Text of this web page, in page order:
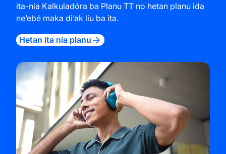
ita-nia Kalkuladóra ba Planu TT no hetan planu ida
ne’ebé maka di’ak liu ba ita.
Hetan ita nia planu